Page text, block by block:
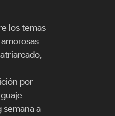
los temas
por
semana a